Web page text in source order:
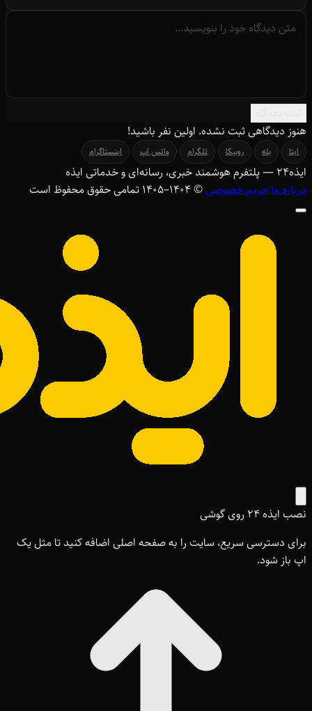
هنوز دیدگاهی ثبت نشده. اولین نفر باشید!
ایتا بله روبیکا تلگرام واتس اپ اینستاگرام
ایذه۲۴ — پلتفرم هوشمند خبری، رسانه‌ای و خدماتی ایذه
درباره ماحریم خصوصی© ۱۴۰۴–1405 تمامی حقوق محفوظ است
نصب ایذه ۲۴ روی گوشی
برای دسترسی سریع، سایت را به صفحه اصلی اضافه کنید تا مثل یک
اپ باز شود.